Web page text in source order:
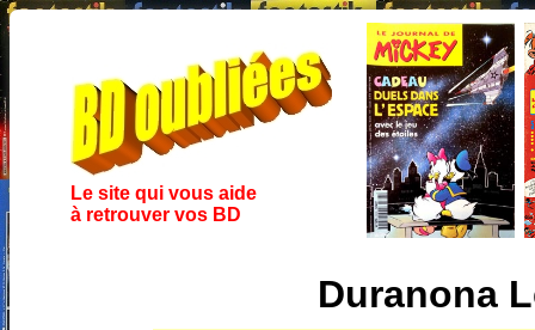
Le site qui vous aide
à retrouver vos BD
Duranona